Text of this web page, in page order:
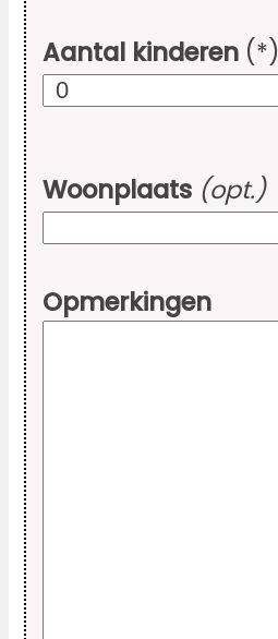
Aantal kinderen (*)
Woonplaats (opt.)
Opmerkingen